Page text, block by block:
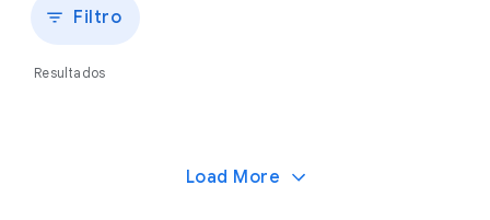
Filtro
Resultados
Load More